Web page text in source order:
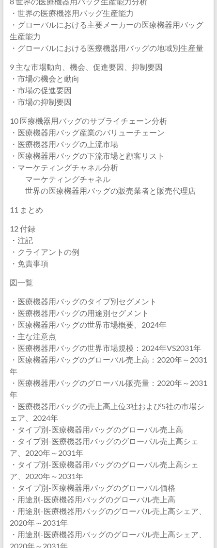
・世界の医療機器用バッグ生産能力
・グローバルにおける主要メーカーの医療機器用バッグ
生産能力
・グローバルにおける医療機器用バッグの地域別生産量
9 主な市場動向、機会、促進要因、抑制要因
・市場の機会と動向
・市場の促進要因
・市場の抑制要因
10 医療機器用バッグのサプライチェーン分析
・医療機器用バッグ産業のバリューチェーン
・医療機器用バッグの上流市場
・医療機器用バッグの下流市場と顧客リスト
・マーケティングチャネル分析
マーケティングチャネル
世界の医療機器用バッグの販売業者と販売代理店
11 まとめ
12 付録
・注記
・クライアントの例
・免責事項
図一覧
・医療機器用バッグのタイプ別セグメント
・医療機器用バッグの用途別セグメント
・医療機器用バッグの世界市場概要、2024年
・主な注意点
・医療機器用バッグの世界市場規模：2024年VS2031年
・医療機器用バッグのグローバル売上高：2020年～2031
年
・医療機器用バッグのグローバル販売量：2020年～2031
年
・医療機器用バッグの売上高上位3社および5社の市場シ
ェア、2024年
・タイプ別-医療機器用バッグのグローバル売上高
・タイプ別-医療機器用バッグのグローバル売上高シェ
ア、2020年～2031年
・タイプ別-医療機器用バッグのグローバル売上高シェ
ア、2020年～2031年
・タイプ別-医療機器用バッグのグローバル価格
・用途別-医療機器用バッグのグローバル売上高
・用途別-医療機器用バッグのグローバル売上高シェア、
2020年～2031年
・用途別-医療機器用バッグのグローバル売上高シェア、
2020年～2031年